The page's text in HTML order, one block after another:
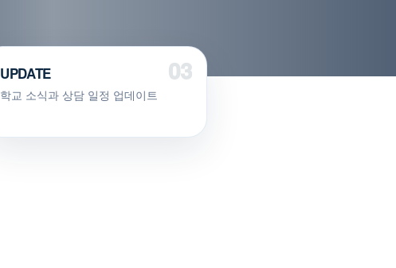
UPDATE
학교 소식과 상담 일정 업데이트